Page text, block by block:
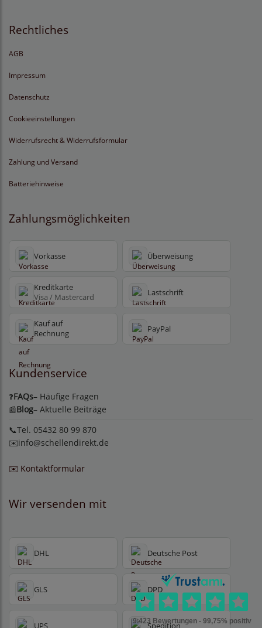
Rechtliches
AGB
Impressum
Datenschutz
Cookieeinstellungen
Widerrufsrecht & Widerrufsformular
Zahlung und Versand
Batteriehinweise
Zahlungsmöglichkeiten
Vorkasse Überweisung
Kreditkarte
Visa / Mastercard Lastschrift
Kauf auf
Rechnung
PayPal
Kundenservice
❓FAQs– Häufige Fragen
📰Blog– Aktuelle Beiträge
📞Tel. 05432 80 99 870
✉️info@schellendirekt.de
✉️ Kontaktformular
Wir versenden mit
DHL Deutsche Post
GLS DPD
UPS Spedition